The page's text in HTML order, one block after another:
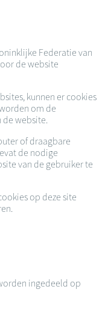
Federatie van
de website
kunnen er cookies
om de
de website.
of draagbare
de nodige
van de gebruiker te
op deze site
ingedeeld op